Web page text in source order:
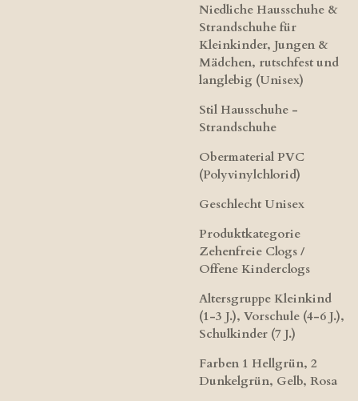
Niedliche Hausschuhe &
Strandschuhe für
Kleinkinder, Jungen &
Mädchen, rutschfest und
langlebig (Unisex)
Stil Hausschuhe -
Strandschuhe
Obermaterial PVC
(Polyvinylchlorid)
Geschlecht Unisex
Produktkategorie
Zehenfreie Clogs /
Offene Kinderclogs
Altersgruppe Kleinkind
(1-3 J.), Vorschule (4-6 J.),
Schulkinder (7 J.)
Farben 1 Hellgrün, 2
Dunkelgrün, Gelb, Rosa